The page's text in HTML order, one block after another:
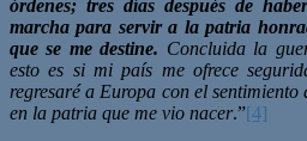
órdenes; tres días después de
marcha para servir a la patria
que se me destine. Concluida la
esto es si mi país me ofrece
regresaré a Europa con el
en la patria que me vio nacer.”[4]